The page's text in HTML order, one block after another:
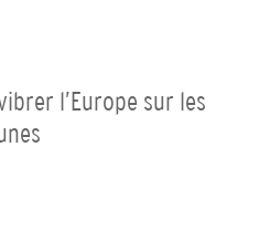
l’Europe sur les